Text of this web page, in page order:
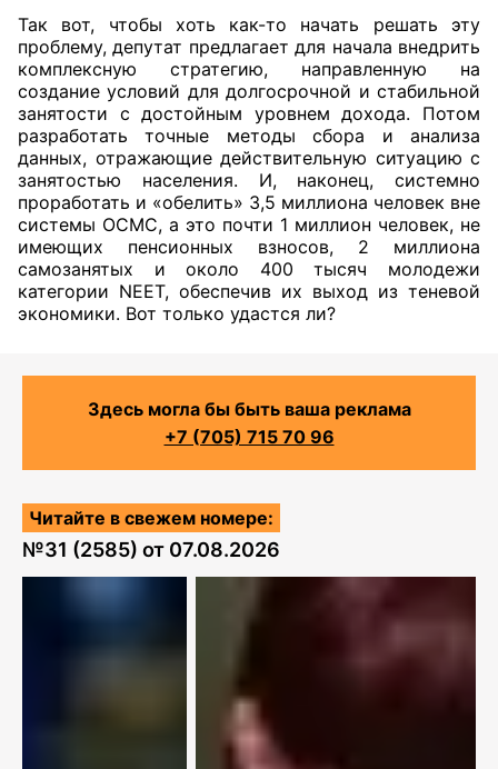
Так вот, чтобы хоть как-то начать решать эту
проблему, депутат предлагает для начала внедрить
комплексную стратегию, направленную на
создание условий для долгосрочной и стабильной
занятости с достойным уровнем дохода. Потом
разработать точные методы сбора и анализа
данных, отражающие действительную ситуацию с
занятостью населения. И, наконец, системно
проработать и «обелить» 3,5 миллиона человек вне
системы ОСМС, а это почти 1 миллион человек, не
имеющих пенсионных взносов, 2 миллиона
самозанятых и около 400 тысяч молодежи
категории NEET, обеспечив их выход из теневой
экономики. Вот только удастся ли?
Здесь могла бы быть ваша реклама
+7 (705) 715 70 96
Читайте в свежем номере:
№31 (2585) от 07.08.2026